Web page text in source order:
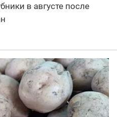
в августе после